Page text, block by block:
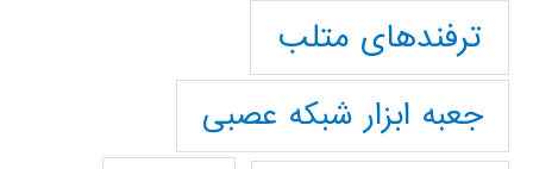
ترفندهای متلب
جعبه ابزار شبکه عصبی